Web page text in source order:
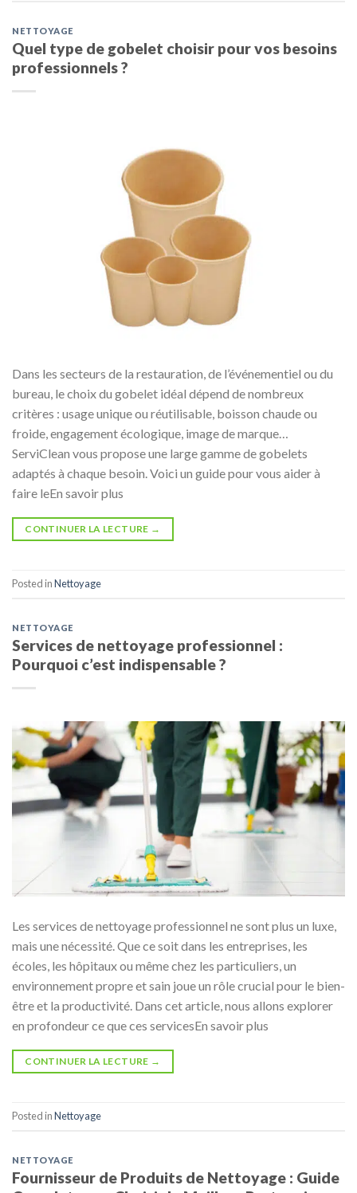
NETTOYAGE
Quel type de gobelet choisir pour vos besoins
professionnels ?
Dans les secteurs de la restauration, de l’événementiel ou du
bureau, le choix du gobelet idéal dépend de nombreux
critères : usage unique ou réutilisable, boisson chaude ou
froide, engagement écologique, image de marque…
ServiClean vous propose une large gamme de gobelets
adaptés à chaque besoin. Voici un guide pour vous aider à
faire leEn savoir plus
CONTINUER LA LECTURE →
Posted inNettoyage
NETTOYAGE
Services de nettoyage professionnel :
Pourquoi c’est indispensable ?
Les services de nettoyage professionnel ne sont plus un luxe,
mais une nécessité. Que ce soit dans les entreprises, les
écoles, les hôpitaux ou même chez les particuliers, un
environnement propre et sain joue un rôle crucial pour le bien-
être et la productivité. Dans cet article, nous allons explorer
en profondeur ce que ces servicesEn savoir plus
CONTINUER LA LECTURE →
Posted inNettoyage
NETTOYAGE
Fournisseur de Produits de Nettoyage : Guide